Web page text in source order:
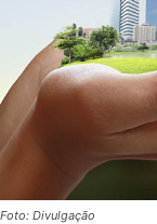
Foto: Divulgação